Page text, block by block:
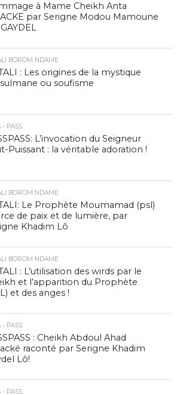
à Mame Cheikh Anta
par Serigne Modou Mamoune
BOROM NDAME
: Les origines de la mystique
ou soufisme
- PASS
L’invocation du Seigneur
Puissant : la véritable adoration !
BOROM NDAME
Le Prophète Moumamad (psl)
de paix et de lumière, par
Khadim Lô
BOROM NDAME
: L’utilisation des wirds par le
et l’apparition du Prophète
et des anges !
- PASS
: Cheikh Abdoul Ahad
raconté par Serigne Khadim
Lô!
- PASS